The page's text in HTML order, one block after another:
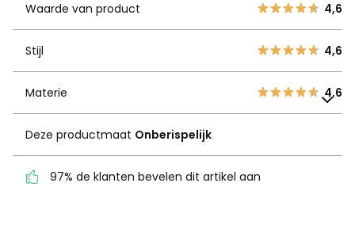
1
2 0
3
Deze productmaat
dit artikel aan
Waarde van product 4,6
Stijl 4,6
Materie 4,6
Deze productmaat Onberispelijk
97% de klanten bevelen dit artikel aan